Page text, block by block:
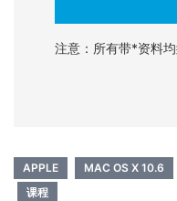
注意：所有带*资料均
APPLE MAC OS X 10.6
课程